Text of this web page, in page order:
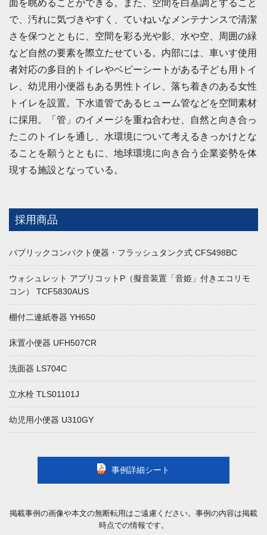
面を眺めることができる。また、空間を白基調とすること
で、汚れに気づきやすく、ていねいなメンテナンスで清潔
さを保つとともに、空間を彩る光や影、水や空、周囲の緑
など自然の要素を際立たせている。内部には、車いす使用
者対応の多目的トイレやベビーシートがある子ども用トイ
レ、幼児用小便器もある男性トイレ、落ち着きのある女性
トイレを設置。下水道管であるヒューム管などを空間素材
に採用。「管」のイメージを重ね合わせ、自然と向き合っ
たこのトイレを通し、水環境について考えるきっかけとな
ることを願うとともに、地球環境に向き合う企業姿勢を体
現する施設となっている。
採用商品
パブリックコンパクト便器・フラッシュタンク式 CFS498BC
ウォシュレット アプリコットP（擬音装置「音姫」付きエコリモ
コン） TCF5830AUS
棚付二連紙巻器 YH650
床置小便器 UFH507CR
洗面器 LS704C
立水栓 TLS01101J
幼児用小便器 U310GY
事例詳細シート
掲載事例の画像や本文の無断転用はご遠慮ください。事例の内容は掲載
時点での情報です。